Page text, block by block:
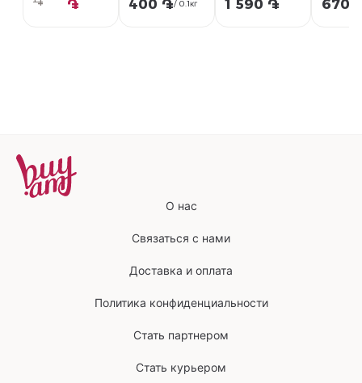
֏
400 ֏/ 0.1кг 1 590 ֏ 670
О нас
Связаться с нами
Доставка и оплата
Политика конфиденциальности
Стать партнером
Стать курьером